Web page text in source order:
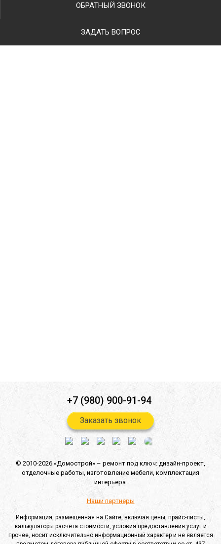
ОБРАТНЫЙ ЗВОНОК
ЗАДАТЬ ВОПРОС
© 2010-2026 «Домострой» – ремонт под ключ: дизайн-проект,
отделочные работы, изготовление мебели, комплектация
интерьера.
Наши партнеры
+7 (980) 900-91-94
Заказать звонок
Информация, размещенная на Сайте, включая цены, прайс-листы,
калькуляторы расчета стоимости, условия предоставления услуг и
прочее, носит исключительно информационный характер и не является